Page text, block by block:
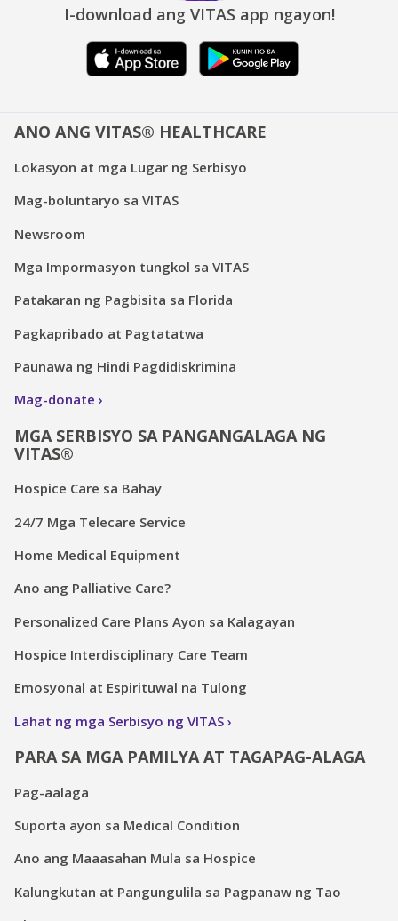
I-download ang VITAS app ngayon!
ANO ANG VITAS® HEALTHCARE
Lokasyon at mga Lugar ng Serbisyo
Mag-boluntaryo sa VITAS
Newsroom
Mga Impormasyon tungkol sa VITAS
Patakaran ng Pagbisita sa Florida
Pagkapribado at Pagtatatwa
Paunawa ng Hindi Pagdidiskrimina
Mag-donate
MGA SERBISYO SA PANGANGALAGA NG
VITAS®
Hospice Care sa Bahay
24/7 Mga Telecare Service
Home Medical Equipment
Ano ang Palliative Care?
Personalized Care Plans Ayon sa Kalagayan
Hospice Interdisciplinary Care Team
Emosyonal at Espirituwal na Tulong
Lahat ng mga Serbisyo ng VITAS
PARA SA MGA PAMILYA AT TAGAPAG-ALAGA
Pag-aalaga
Suporta ayon sa Medical Condition
Ano ang Maaasahan Mula sa Hospice
Kalungkutan at Pangungulila sa Pagpanaw ng Tao